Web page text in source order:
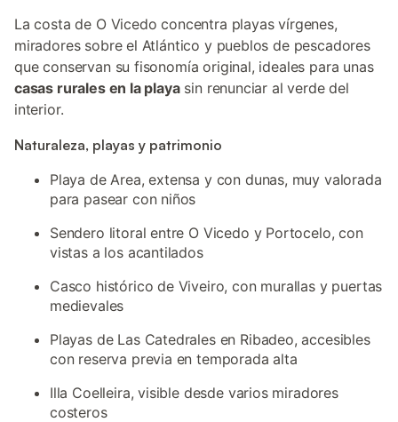
La costa de O Vicedo concentra playas vírgenes,
miradores sobre el Atlántico y pueblos de pescadores
que conservan su fisonomía original, ideales para unas
casas rurales en la playasin renunciar al verde del
interior.
Naturaleza, playas y patrimonio
Playa de Area, extensa y con dunas, muy valorada
para pasear con niños
Sendero litoral entre O Vicedo y Portocelo, con
vistas a los acantilados
Casco histórico de Viveiro, con murallas y puertas
medievales
Playas de Las Catedrales en Ribadeo, accesibles
con reserva previa en temporada alta
Illa Coelleira, visible desde varios miradores
costeros